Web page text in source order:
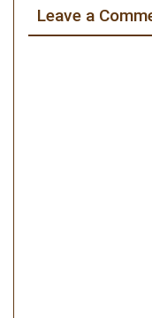
Leave a